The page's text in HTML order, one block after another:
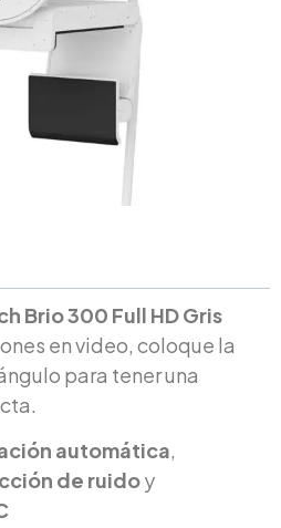
Brio 300 Full HD Gris
en video, coloque la
para tener una
automática,
de ruidoy